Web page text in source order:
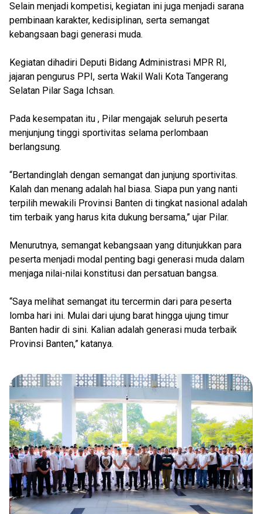
Selain menjadi kompetisi, kegiatan ini juga menjadi sarana
pembinaan karakter, kedisiplinan, serta semangat
kebangsaan bagi generasi muda.
Kegiatan dihadiri Deputi Bidang Administrasi MPR RI,
jajaran pengurus PPI, serta Wakil Wali Kota Tangerang
Selatan Pilar Saga Ichsan.
Pada kesempatan itu , Pilar mengajak seluruh peserta
menjunjung tinggi sportivitas selama perlombaan
berlangsung.
“Bertandinglah dengan semangat dan junjung sportivitas.
Kalah dan menang adalah hal biasa. Siapa pun yang nanti
terpilih mewakili Provinsi Banten di tingkat nasional adalah
tim terbaik yang harus kita dukung bersama,” ujar Pilar.
Menurutnya, semangat kebangsaan yang ditunjukkan para
peserta menjadi modal penting bagi generasi muda dalam
menjaga nilai-nilai konstitusi dan persatuan bangsa.
“Saya melihat semangat itu tercermin dari para peserta
lomba hari ini. Mulai dari ujung barat hingga ujung timur
Banten hadir di sini. Kalian adalah generasi muda terbaik
Provinsi Banten,” katanya.